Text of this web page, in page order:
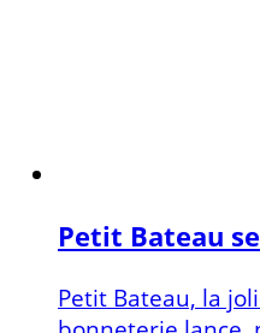
Petit Bateau
Petit Bateau, la